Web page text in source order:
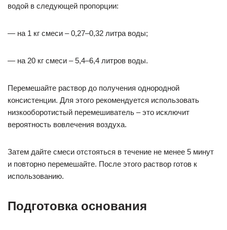
водой в следующей пропорции:
— на 1 кг смеси – 0,27–0,32 литра воды;
— на 20 кг смеси – 5,4–6,4 литров воды.
Перемешайте раствор до получения однородной
консистенции. Для этого рекомендуется использовать
низкооборотистый перемешиватель – это исключит
вероятность вовлечения воздуха.
Затем дайте смеси отстояться в течение не менее 5 минут
и повторно перемешайте. После этого раствор готов к
использованию.
Подготовка основания